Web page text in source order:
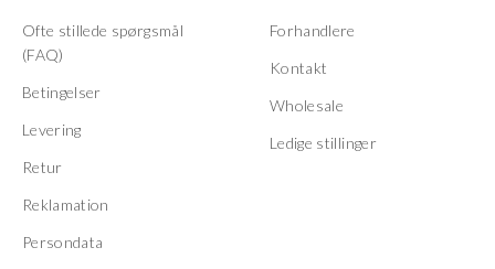
Ofte stillede spørgsmål
(FAQ)
Betingelser
Levering
Retur
Reklamation
Persondata
Forhandlere
Kontakt
Wholesale
Ledige stillinger